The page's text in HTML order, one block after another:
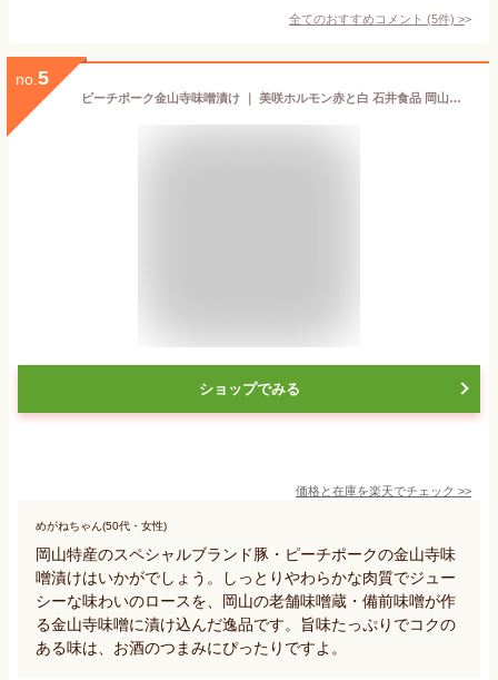
全てのおすすめコメント (5件) >
no. 5
ピーチポーク金山寺味噌漬け ｜ 美咲ホルモン赤と白 石井食品 岡山県 岡山市 国産 ピーチポーク とんトン豚 SPF豚 岡山老舗味噌蔵 備前味噌 金山寺味噌 焼肉 惣菜 ギフト プレゼント 贈り物 FN08F
ショップでみる
価格と在庫を楽天でチェック >>
めがねちゃん(50代・女性)
岡山特産のスペシャルブランド豚・ピーチポークの金山寺味
噌漬けはいかがでしょう。しっとりやわらかな肉質でジュー
シーな味わいのロースを、岡山の老舗味噌蔵・備前味噌が作
る金山寺味噌に漬け込んだ逸品です。旨味たっぷりでコクの
ある味は、お酒のつまみにぴったりですよ。